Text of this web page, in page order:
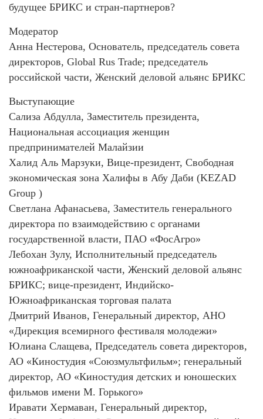
будущее БРИКС и стран-партнеров?
Модератор
Анна Нестерова, Основатель, председатель совета
директоров, Global Rus Trade; председатель
российской части, Женский деловой альянс БРИКС
Выступающие
Сализа Абдулла, Заместитель президента,
Национальная ассоциация женщин
предпринимателей Малайзии
Халид Аль Марзуки, Вице-президент, Свободная
экономическая зона Халифы в Абу Даби (KEZAD
Group )
Светлана Афанасьева, Заместитель генерального
директора по взаимодействию с органами
государственной власти, ПАО «ФосАгро»
Лебохан Зулу, Исполнительный председатель
южноафриканской части, Женский деловой альянс
БРИКС; вице-президент, Индийско-
Южноафриканская торговая палата
Дмитрий Иванов, Генеральный директор, АНО
«Дирекция всемирного фестиваля молодежи»
Юлиана Слащева, Председатель совета директоров,
АО «Киностудия «Союзмультфильм»; генеральный
директор, АО «Киностудия детских и юношеских
фильмов имени М. Горького»
Иравати Хермаван, Генеральный директор,